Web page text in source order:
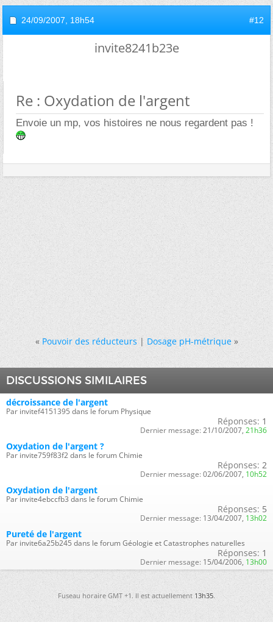
24/09/2007, 18h54 #12
invite8241b23e
Re : Oxydation de l'argent
Envoie un mp, vos histoires ne nous regardent pas !
« Pouvoir des réducteurs|Dosage pH-métrique »
DISCUSSIONS SIMILAIRES
décroissance de l'argent
Par invitef4151395 dans le forum Physique
Réponses: 1
Dernier message: 21/10/2007, 21h36
Oxydation de l'argent ?
Par invite759f83f2 dans le forum Chimie
Réponses: 2
Dernier message: 02/06/2007, 10h52
Oxydation de l'argent
Par invite4ebccfb3 dans le forum Chimie
Réponses: 5
Dernier message: 13/04/2007, 13h02
Pureté de l'argent
Par invite6a25b245 dans le forum Géologie et Catastrophes naturelles
Réponses: 1
Dernier message: 15/04/2006, 13h00
Fuseau horaire GMT +1. Il est actuellement13h35.